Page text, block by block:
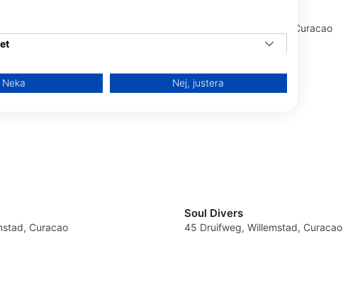
Veldweg 3, 0000 Julianadorp, Curacao
Curacao
Soul Divers
45 Druifweg, Willemstad, Curacao
av data från olika källor
Neka Nej, justera